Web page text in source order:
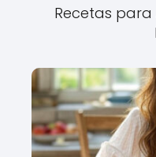
Recetas